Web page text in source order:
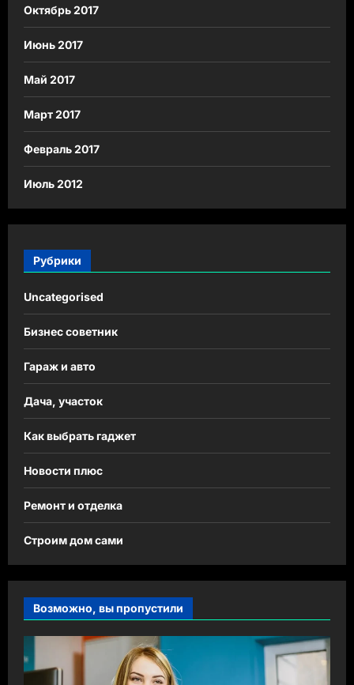
Октябрь 2017
Июнь 2017
Май 2017
Март 2017
Февраль 2017
Июль 2012
Рубрики
Uncategorised
Бизнес советник
Гараж и авто
Дача, участок
Как выбрать гаджет
Новости плюс
Ремонт и отделка
Строим дом сами
Возможно, вы пропустили